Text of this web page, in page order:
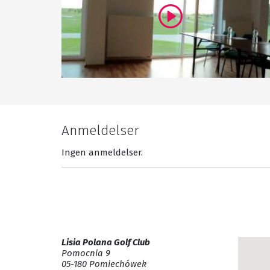
Anmeldelser
Ingen anmeldelser.
Lisia Polana Golf Club
Pomocnia 9
05-180 Pomiechówek